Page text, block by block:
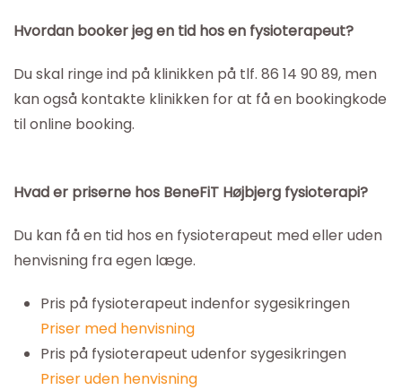
Hvordan booker jeg en tid hos en fysioterapeut?
Du skal ringe ind på klinikken på tlf. 86 14 90 89, men
kan også kontakte klinikken for at få en bookingkode
til online booking.
Hvad er priserne hos BeneFiT Højbjerg fysioterapi?
Du kan få en tid hos en fysioterapeut med eller uden
henvisning fra egen læge.
Pris på fysioterapeut indenfor sygesikringen
Priser med henvisning
Pris på fysioterapeut udenfor sygesikringen
Priser uden henvisning